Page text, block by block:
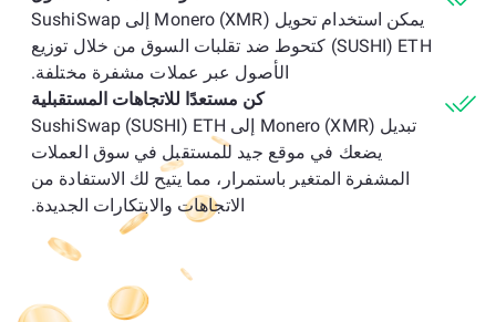
يمكن استخدام تحويل Monero (XMR) إلى SushiSwap
(SUSHI) ETH كتحوط ضد تقلبات السوق من خلال توزيع
الأصول عبر عملات مشفرة مختلفة.
كن مستعدًا للاتجاهات المستقبلية
تبديل Monero (XMR) إلى SushiSwap (SUSHI) ETH
يضعك في موقع جيد للمستقبل في سوق العملات
المشفرة المتغير باستمرار، مما يتيح لك الاستفادة من
الاتجاهات والابتكارات الجديدة.